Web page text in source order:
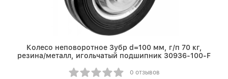
Колесо неповоротное Зубр d=100 мм, г/п 70 кг,
резина/металл, игольчатый подшипник 30936-100-F
0 отзывов